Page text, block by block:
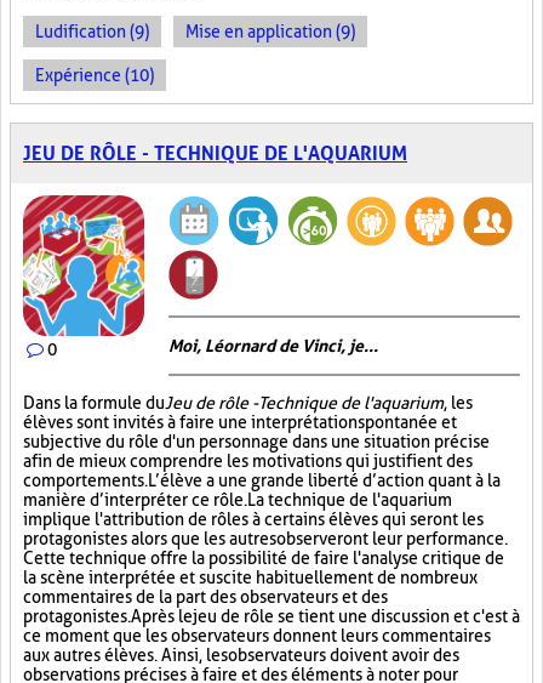
Ludification (9) Mise en application (9)
Expérience (10)
JEU DE RÔLE - TECHNIQUE DE L'AQUARIUM
0 Moi, Léornard de Vinci, je...
Dans la formule duJeu de rôle - Technique de l'aquarium, les
élèves sont invités à faire une interprétation spontanée et
subjective du rôle d'un personnage dans une situation précise
afin de mieux comprendre les motivations qui justifient des
comportements. L’élève a une grande liberté d’action quant à la
manière d’interpréter ce rôle. La technique de l'aquarium
implique l'attribution de rôles à certains élèves qui seront les
protagonistes alors que les autres observeront leur performance.
Cette technique offre la possibilité de faire l'analyse critique de
la scène interprétée et suscite habituellement de nombreux
commentaires de la part des observateurs et des
protagonistes. Après le jeu de rôle se tient une discussion et c'est à
ce moment que les observateurs donnent leurs commentaires
aux autres élèves. Ainsi, les observateurs doivent avoir des
observations précises à faire et des éléments à noter pour